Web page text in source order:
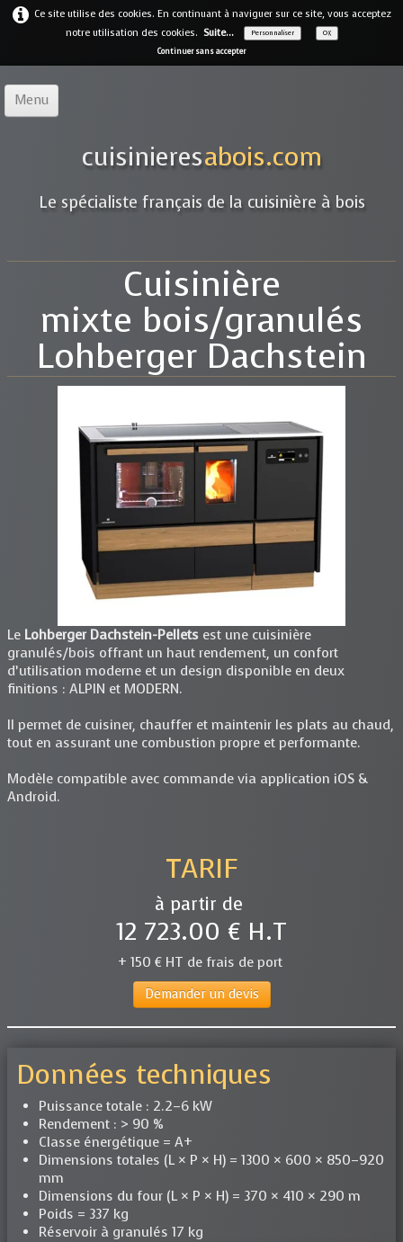
Ce site utilise des cookies. En continuant à naviguer sur ce site, vous acceptez
notre utilisation des cookies. Suite... Personnaliser OK
Continuer sans accepter
Menu
Notre offre▼
Notre entreprise
Galerie
▼
Marques▼
Contact
cuisinieresabois.com
Le spécialiste français de la cuisinière à bois
Cuisinière
mixte bois/granulés
Lohberger Dachstein
Le Lohberger Dachstein-Pellets est une cuisinière
granulés/bois offrant un haut rendement, un confort
d’utilisation moderne et un design disponible en deux
finitions : ALPIN et MODERN.
Il permet de cuisiner, chauffer et maintenir les plats au chaud,
tout en assurant une combustion propre et performante.
Modèle compatible avec commande via application iOS &
Android.
TARIF
à partir de
12 723.00 € H.T
+ 150 € HT de frais de port
Demander un devis
Données techniques
Puissance totale : 2.2–6 kW
Rendement : > 90 %
Classe énergétique = A+
Dimensions totales (L × P × H) = 1300 × 600 × 850–920
mm
Dimensions du four (L × P × H) = 370 × 410 × 290 m
Poids = 337 kg
Réservoir à granulés 17 kg